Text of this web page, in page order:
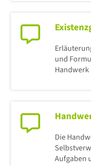
und
Handwerk
Die
Aufgaben